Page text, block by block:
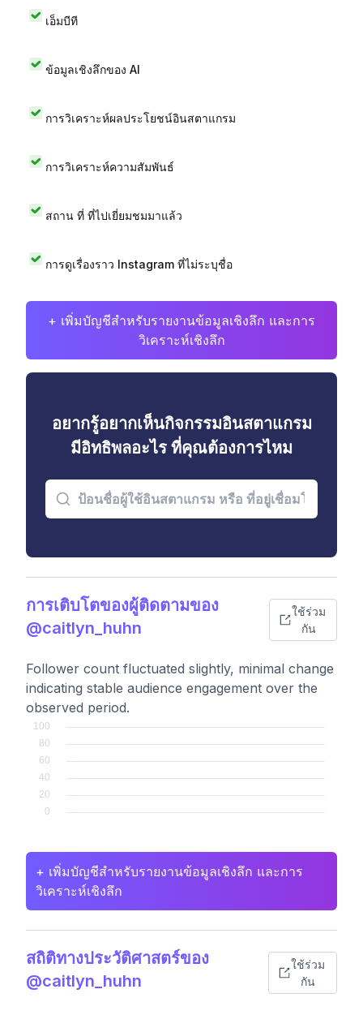
เอ็มบีที
ข้อมูลเชิงลึกของ AI
การวิเคราะห์ผลประโยชน์อินสตาแกรม
การวิเคราะห์ความสัมพันธ์
สถาน ที่ ที่ไปเยี่ยมชมมาแล้ว
การดูเรื่องราว Instagram ที่ไม่ระบุชื่อ
+ เพิ่มบัญชีสำหรับรายงานข้อมูลเชิงลึก และการ
วิเคราะห์เชิงลึก
อยากรู้อยากเห็นกิจกรรมอินสตาแกรม
มีอิทธิพลอะไร ที่คุณต้องการไหม
การเติบโตของผู้ติดตามของ
@caitlyn_huhn
ใช้ร่วม
กัน
Follower count fluctuated slightly, minimal change
indicating stable audience engagement over the
observed period.
+ เพิ่มบัญชีสำหรับรายงานข้อมูลเชิงลึก และการ
วิเคราะห์เชิงลึก
สถิติทางประวัติศาสตร์ของ
@caitlyn_huhn
ใช้ร่วม
กัน